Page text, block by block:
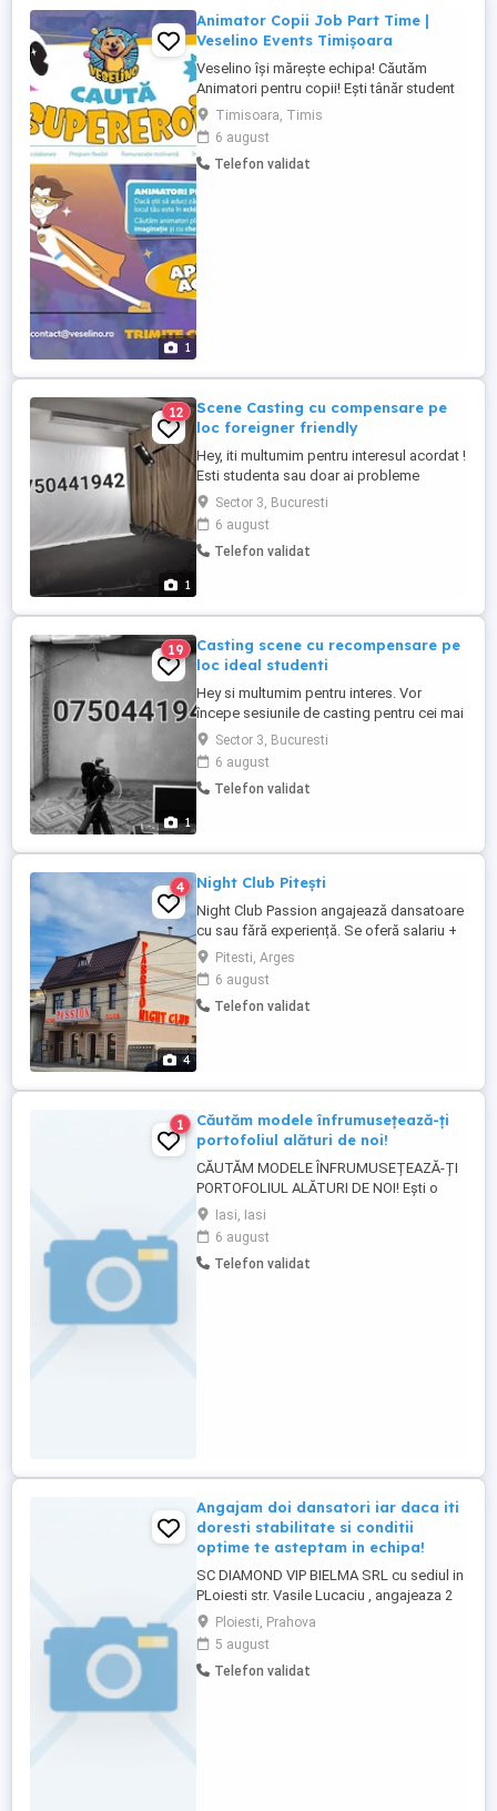
1
Animator Copii Job Part Time |
Veselino Events Timișoara
Veselino își mărește echipa! Căutăm
Animatori pentru copii! Ești tânăr student
și cauți un job flexibil și super distractiv?
Ai multă energie și îți place să fii în centrul
atenției? Adori zâmbetele copiilor și îți
plac petrecerile? Ești creativ și deschis să
Timisoara, Timis
6 august
Telefon validat
1
12
Scene Casting cu compensare pe
loc foreigner friendly
Hey, iti multumim pentru interesul acordat !
Esti studenta sau doar ai probleme
financiare? Noi avem solutia ,te putem
ajuta ,plata fiind pe loc ! Nu necesita
experienta ! Cele mai mari companii de
filme organizeaza casting saptamanile
Sector 3, Bucuresti
6 august
Telefon validat
1
19
Casting scene cu recompensare pe
loc ideal studenti
Hey si multumim pentru interes. Vor
începe sesiunile de casting pentru cei mai
mari producatori de filme din lume
Experienta nu este necesara!
Recompensarea se va face pe loc cash in
aceeasi zi !
Sector 3, Bucuresti
6 august
Telefon validat
4
4 Night Club Pitești
Night Club Passion angajează dansatoare
cu sau fără experiență. Se oferă salariu +
comision fix de 50 % și bonusuri la
sfârșitul fiecărei luni se poate oferi si
cazare. Câștiguri garantate de peste 15
000 Ron Pentru mai multe detalii sunați la
Pitesti, Arges
6 august
Telefon validat
1
Căutăm modele înfrumusețează-ți
portofoliul alături de noi!
CĂUTĂM MODELE ÎNFRUMUSEȚEAZĂ-ȚI
PORTOFOLIUL ALĂTURI DE NOI! Ești o
persoană fotogenică, pasionată de
modelling sau pur și simplu vrei să
strălucești în fața camerei? Un studio
foto-video profesional din Iași își extinde
Iasi, Iasi
6 august
Telefon validat
Angajam doi dansatori iar daca iti
doresti stabilitate si conditii
optime te asteptam in echipa!
SC DIAMOND VIP BIELMA SRL cu sediul in
PLoiesti str. Vasile Lucaciu , angajeaza 2
dansatori cod COR 265307. Relatii la tel
Ploiesti, Prahova
5 august
Telefon validat